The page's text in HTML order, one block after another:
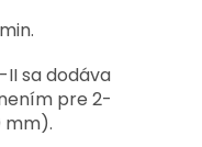
II sa dodáva
pre 2-
mm).